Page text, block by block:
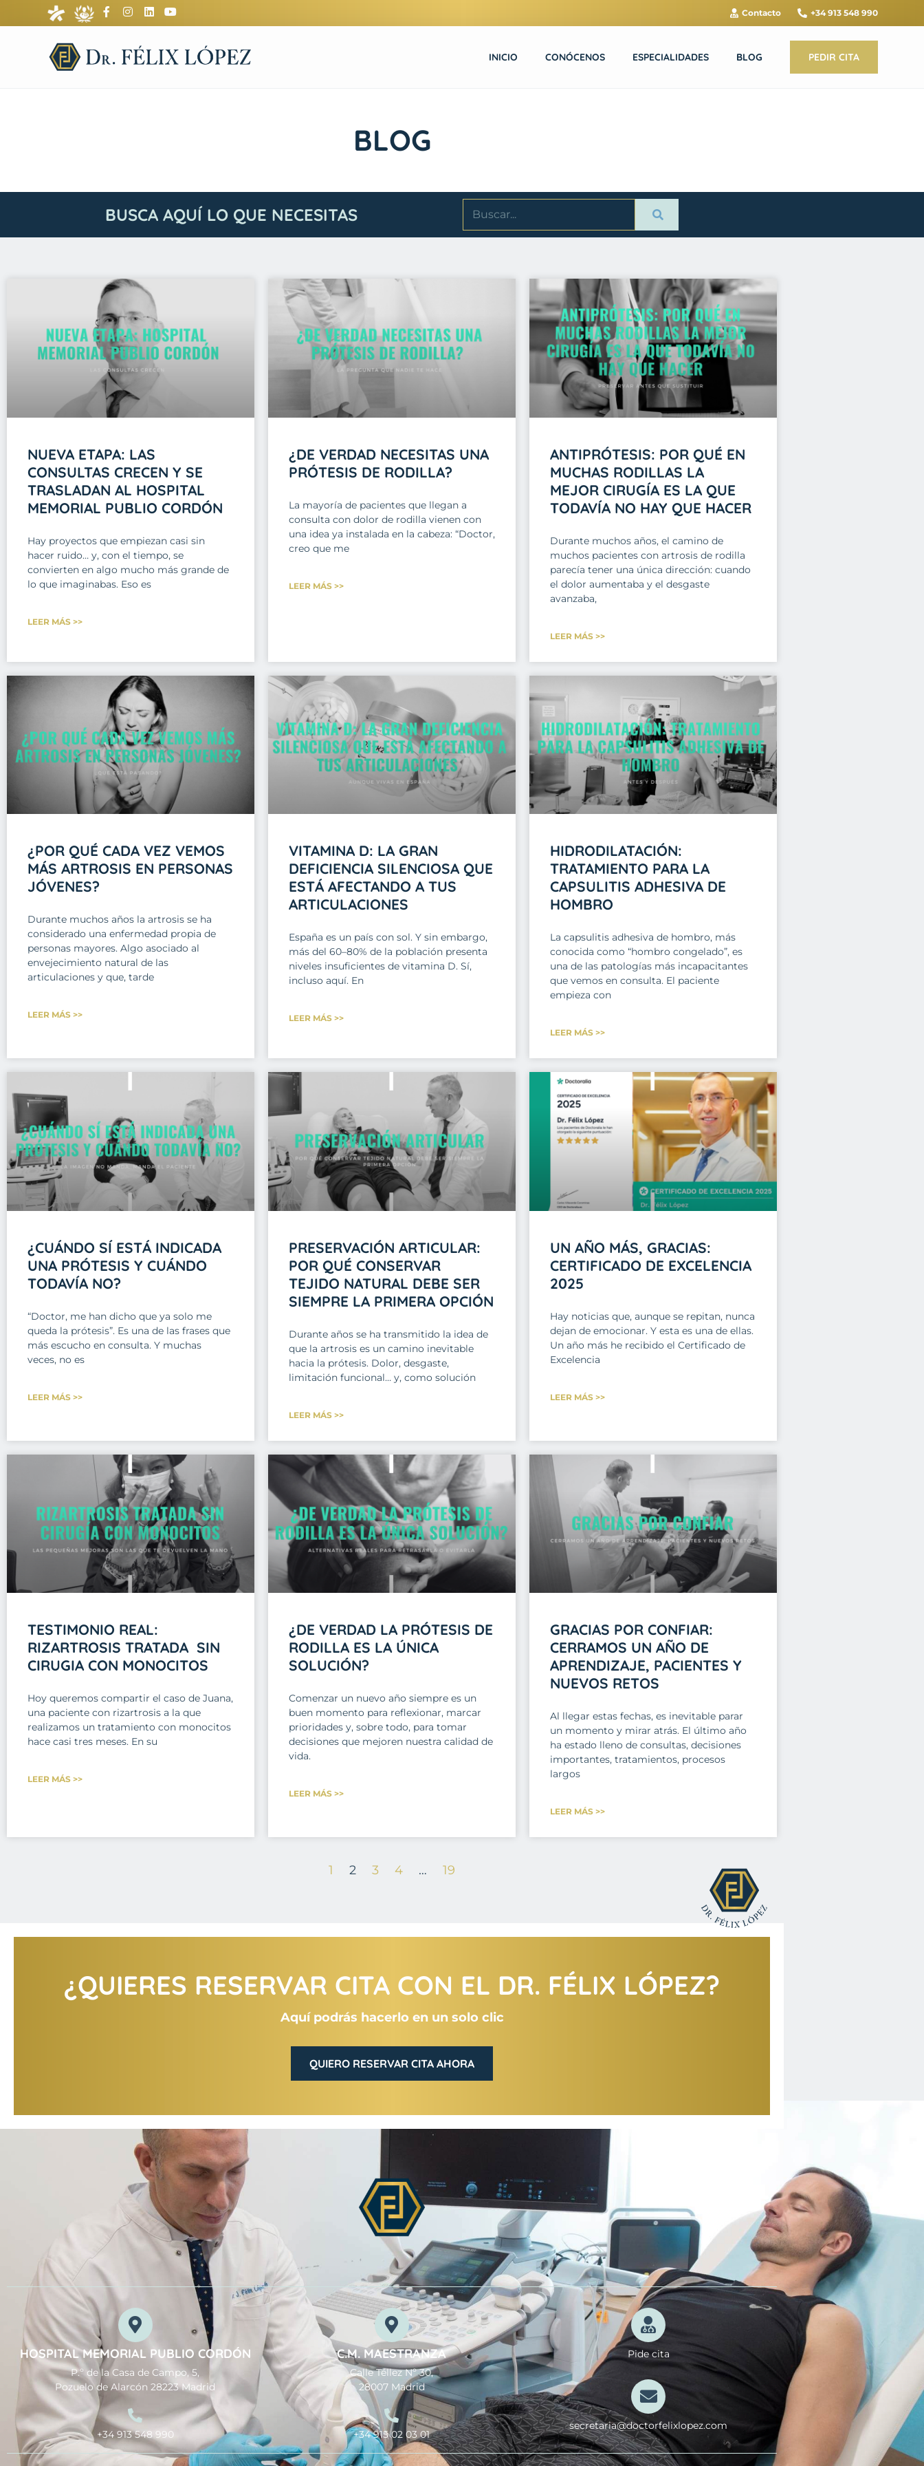
Contacto +34 913 548 990
INICIO CONÓCENOS ESPECIALIDADES BLOG PEDIR CITA
BLOG
BUSCA AQUÍ LO QUE NECESITAS
NUEVA ETAPA: LAS
CONSULTAS CRECEN Y SE
TRASLADAN AL HOSPITAL
MEMORIAL PUBLIO CORDÓN
Hay proyectos que empiezan casi sin
hacer ruido… y, con el tiempo, se
convierten en algo mucho más grande de
lo que imaginabas. Eso es
LEER MÁS >>
¿DE VERDAD NECESITAS UNA
PRÓTESIS DE RODILLA?
La mayoría de pacientes que llegan a
consulta con dolor de rodilla vienen con
una idea ya instalada en la cabeza: “Doctor,
creo que me
LEER MÁS >>
ANTIPRÓTESIS: POR QUÉ EN
MUCHAS RODILLAS LA
MEJOR CIRUGÍA ES LA QUE
TODAVÍA NO HAY QUE HACER
Durante muchos años, el camino de
muchos pacientes con artrosis de rodilla
parecía tener una única dirección: cuando
el dolor aumentaba y el desgaste
avanzaba,
LEER MÁS >>
¿POR QUÉ CADA VEZ VEMOS
MÁS ARTROSIS EN PERSONAS
JÓVENES?
Durante muchos años la artrosis se ha
considerado una enfermedad propia de
personas mayores. Algo asociado al
envejecimiento natural de las
articulaciones y que, tarde
LEER MÁS >>
VITAMINA D: LA GRAN
DEFICIENCIA SILENCIOSA QUE
ESTÁ AFECTANDO A TUS
ARTICULACIONES
España es un país con sol. Y sin embargo,
más del 60–80% de la población presenta
niveles insuficientes de vitamina D. Sí,
incluso aquí. En
LEER MÁS >>
HIDRODILATACIÓN:
TRATAMIENTO PARA LA
CAPSULITIS ADHESIVA DE
HOMBRO
La capsulitis adhesiva de hombro, más
conocida como “hombro congelado”, es
una de las patologías más incapacitantes
que vemos en consulta. El paciente
empieza con
LEER MÁS >>
¿CUÁNDO SÍ ESTÁ INDICADA
UNA PRÓTESIS Y CUÁNDO
TODAVÍA NO?
“Doctor, me han dicho que ya solo me
queda la prótesis”. Es una de las frases que
más escucho en consulta. Y muchas
veces, no es
LEER MÁS >>
PRESERVACIÓN ARTICULAR:
POR QUÉ CONSERVAR
TEJIDO NATURAL DEBE SER
SIEMPRE LA PRIMERA OPCIÓN
Durante años se ha transmitido la idea de
que la artrosis es un camino inevitable
hacia la prótesis. Dolor, desgaste,
limitación funcional… y, como solución
LEER MÁS >>
UN AÑO MÁS, GRACIAS:
CERTIFICADO DE EXCELENCIA
2025
Hay noticias que, aunque se repitan, nunca
dejan de emocionar. Y esta es una de ellas.
Un año más he recibido el Certificado de
Excelencia
LEER MÁS >>
TESTIMONIO REAL:
RIZARTROSIS TRATADA SIN
CIRUGIA CON MONOCITOS
Hoy queremos compartir el caso de Juana,
una paciente con rizartrosis a la que
realizamos un tratamiento con monocitos
hace casi tres meses. En su
LEER MÁS >>
¿DE VERDAD LA PRÓTESIS DE
RODILLA ES LA ÚNICA
SOLUCIÓN?
Comenzar un nuevo año siempre es un
buen momento para reflexionar, marcar
prioridades y, sobre todo, para tomar
decisiones que mejoren nuestra calidad de
vida.
LEER MÁS >>
GRACIAS POR CONFIAR:
CERRAMOS UN AÑO DE
APRENDIZAJE, PACIENTES Y
NUEVOS RETOS
Al llegar estas fechas, es inevitable parar
un momento y mirar atrás. El último año
ha estado lleno de consultas, decisiones
importantes, tratamientos, procesos
largos
LEER MÁS >>
1 2 3 4 … 19
¿QUIERES RESERVAR CITA CON EL DR. FÉLIX LÓPEZ?
Aquí podrás hacerlo en un solo clic
QUIERO RESERVAR CITA AHORA
HOSPITAL MEMORIAL PUBLIO CORDÓN
P.º de la Casa de Campo, 5,
Pozuelo de Alarcón 28223 Madrid
+34 913 548 990
C.M. MAESTRANZA
Calle Téllez Nº 30,
28007 Madrid
+34 915 02 03 01
Pide cita
secretaria@doctorfelixlopez.com